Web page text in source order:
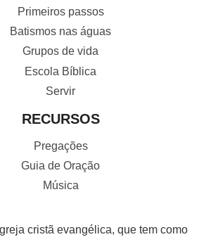
Primeiros passos
Batismos nas águas
Grupos de vida
Escola Bíblica
Servir
RECURSOS
Pregações
Guia de Oração
Música
cristã evangélica, que tem como